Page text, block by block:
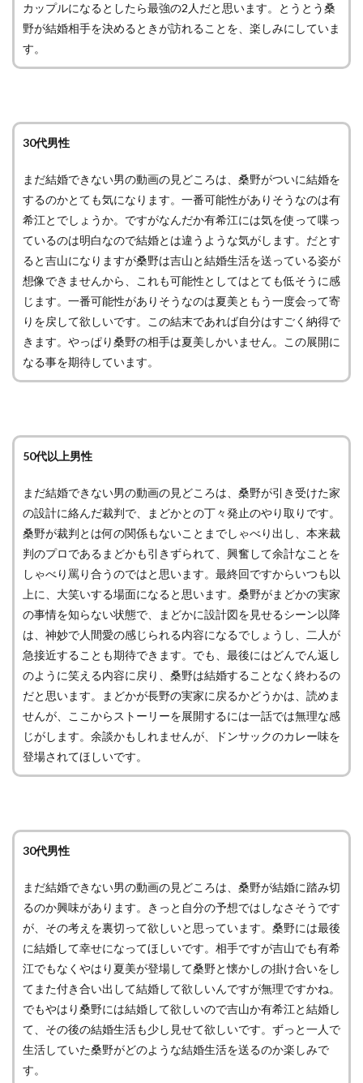
カップルになるとしたら最強の2人だと思います。とうとう桑
野が結婚相手を決めるときが訪れることを、楽しみにしていま
す。
30代男性
まだ結婚できない男の動画の見どころは、桑野がついに結婚を
するのかとても気になります。一番可能性がありそうなのは有
希江とでしょうか。ですがなんだか有希江には気を使って喋っ
ているのは明白なので結婚とは違うような気がします。だとす
ると吉山になりますが桑野は吉山と結婚生活を送っている姿が
想像できませんから、これも可能性としてはとても低そうに感
じます。一番可能性がありそうなのは夏美ともう一度会って寄
りを戻して欲しいです。この結末であれば自分はすごく納得で
きます。やっぱり桑野の相手は夏美しかいません。この展開に
なる事を期待しています。
50代以上男性
まだ結婚できない男の動画の見どころは、桑野が引き受けた家
の設計に絡んだ裁判で、まどかとの丁々発止のやり取りです。
桑野が裁判とは何の関係もないことまでしゃべり出し、本来裁
判のプロであるまどかも引きずられて、興奮して余計なことを
しゃべり罵り合うのではと思います。最終回ですからいつも以
上に、大笑いする場面になると思います。桑野がまどかの実家
の事情を知らない状態で、まどかに設計図を見せるシーン以降
は、神妙で人間愛の感じられる内容になるでしょうし、二人が
急接近することも期待できます。でも、最後にはどんでん返し
のように笑える内容に戻り、桑野は結婚することなく終わるの
だと思います。まどかが長野の実家に戻るかどうかは、読めま
せんが、ここからストーリーを展開するには一話では無理な感
じがします。余談かもしれませんが、ドンサックのカレー味を
登場されてほしいです。
30代男性
まだ結婚できない男の動画の見どころは、桑野が結婚に踏み切
るのか興味があります。きっと自分の予想ではしなさそうです
が、その考えを裏切って欲しいと思っています。桑野には最後
に結婚して幸せになってほしいです。相手ですが吉山でも有希
江でもなくやはり夏美が登場して桑野と懐かしの掛け合いをし
てまた付き合い出して結婚して欲しいんですが無理ですかね。
でもやはり桑野には結婚して欲しいので吉山か有希江と結婚し
て、その後の結婚生活も少し見せて欲しいです。ずっと一人で
生活していた桑野がどのような結婚生活を送るのか楽しみで
す。